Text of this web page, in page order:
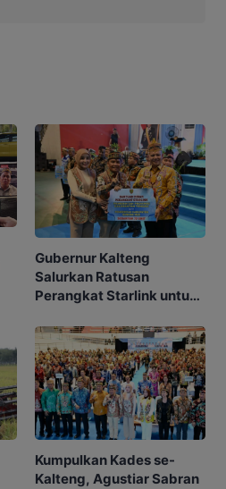
Gubernur Kalteng
Salurkan Ratusan
Perangkat Starlink untuk
Kumpulkan Kades se-
Kalteng, Agustiar Sabran